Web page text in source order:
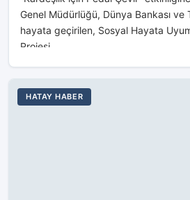
Genel Müdürlüğü, Dünya Bankası ve
hayata geçirilen, Sosyal Hayata
Projesi...
HATAY HABER